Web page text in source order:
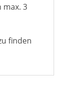
3
finden